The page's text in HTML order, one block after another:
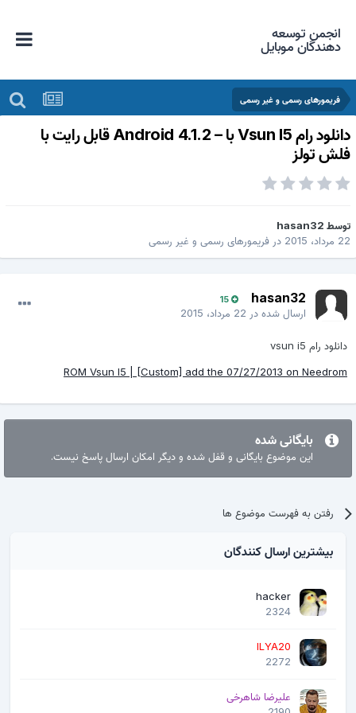
انجمن توسعه
دهندگان موبایل
فریمورهای رسمی و غیر رسمی
دانلود رام Vsun I5 با – Android 4.1.2 قابل رایت با
تولز
hasan32
2015
درفریمورهای رسمی و غیر رسمی
hasan32
15
ارسال شده در22 مرداد، 2015
دانلود رام vsun i5
ROM Vsun I5 | [Custom] add the 07/27/2013 on Needrom
بایگانی شده
این موضوع بایگانی و قفل شده و دیگر امکان ارسال پاسخ نیست.
رفتن به فهرست موضوع ها
بیشترین ارسال کنندگان
hacker
2324
ILYA20
2272
علیرضا شاهرخی